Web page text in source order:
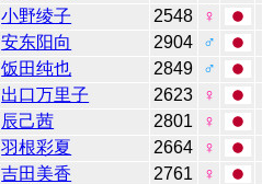
小野绫子 2548
♀
安东阳向 2904
♂
饭田纯也 2849
♂
出口万里子 2623
♀
辰己茜 2801
♀
羽根彩夏 2664
♀
吉田美香 2761
♀